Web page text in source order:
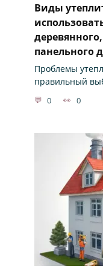
Виды
панельного
Проблемы
правильный
0 0